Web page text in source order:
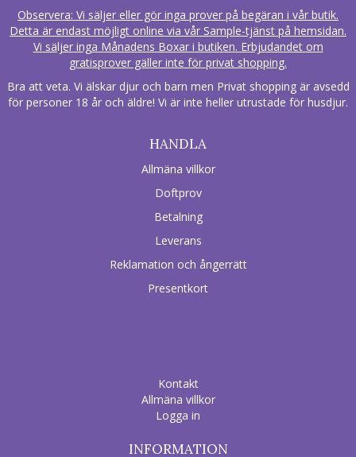
Observera: Vi säljer eller gör inga prover på begäran i vår butik.
Detta är endast möjligt online via vår Sample-tjänst på hemsidan.
Vi säljer inga Månadens Boxar i butiken. Erbjudandet om
gratisprover gäller inte för privat shopping.
Bra att veta. Vi älskar djur och barn men Privat shopping är avsedd
för personer 18 år och äldre! Vi är inte heller utrustade för husdjur.
HANDLA
Allmäna villkor
Doftprov
Betalning
Leverans
Reklamation och ångerrätt
Presentkort
Kontakt
Allmäna villkor
Logga in
INFORMATION